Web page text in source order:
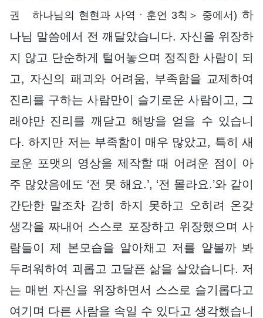
권 하나님의 현현과 사역ㆍ훈언 3칙＞ 중에서) 하
나님 말씀에서 전 깨달았습니다. 자신을 위장하
지 않고 단순하게 털어놓으며 정직한 사람이 되
고, 자신의 패괴와 어려움, 부족함을 교제하여
진리를 구하는 사람만이 슬기로운 사람이고, 그
래야만 진리를 깨닫고 해방을 얻을 수 있습니
다. 하지만 저는 부족함이 매우 많았고, 특히 새
로운 포맷의 영상을 제작할 때 어려운 점이 아
주 많았음에도 ‘전 못 해요.’, ‘전 몰라요.’와 같이
간단한 말조차 감히 하지 못하고 오히려 온갖
생각을 짜내어 스스로 포장하고 위장했으며 사
람들이 제 본모습을 알아채고 저를 얕볼까 봐
두려워하여 괴롭고 고달픈 삶을 살았습니다. 저
는 매번 자신을 위장하면서 스스로 슬기롭다고
여기며 다른 사람을 속일 수 있다고 생각했습니